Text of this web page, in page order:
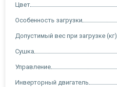
Цвет
Особенность загрузки
Допустимый вес при загрузке (кг)
Сушка
Управление
Инверторный двигатель